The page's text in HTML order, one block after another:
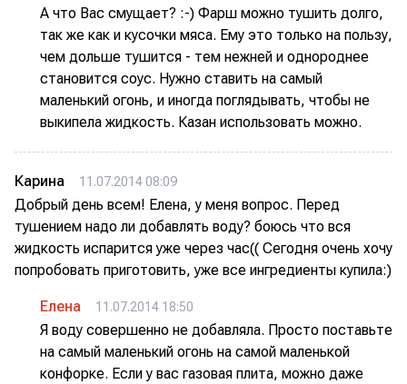
А что Вас смущает? :-) Фарш можно тушить долго,
так же как и кусочки мяса. Ему это только на пользу,
чем дольше тушится - тем нежней и однороднее
становится соус. Нужно ставить на самый
маленький огонь, и иногда поглядывать, чтобы не
выкипела жидкость. Казан использовать можно.
Карина 11.07.2014 08:09
Добрый день всем! Елена, у меня вопрос. Перед
тушением надо ли добавлять воду? боюсь что вся
жидкость испарится уже через час(( Сегодня очень хочу
попробовать приготовить, уже все ингредиенты купила:)
Елена 11.07.2014 18:50
Я воду совершенно не добавляла. Просто поставьте
на самый маленький огонь на самой маленькой
конфорке. Если у вас газовая плита, можно даже